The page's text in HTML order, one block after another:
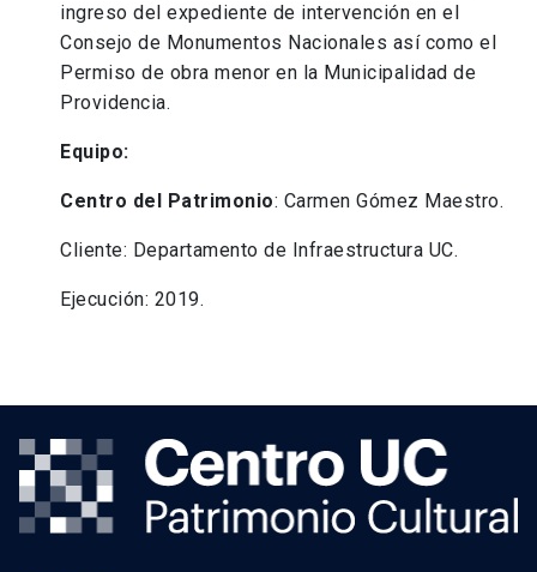
ingreso del expediente de intervención en el
Consejo de Monumentos Nacionales así como el
Permiso de obra menor en la Municipalidad de
Providencia.
Equipo:
Centro del Patrimonio: Carmen Gómez Maestro.
Cliente: Departamento de Infraestructura UC.
Ejecución: 2019.